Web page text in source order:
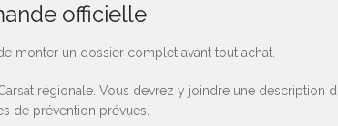
officielle
monter un dossier complet avant tout achat.
régionale. Vous devrez y joindre une description
de prévention prévues.